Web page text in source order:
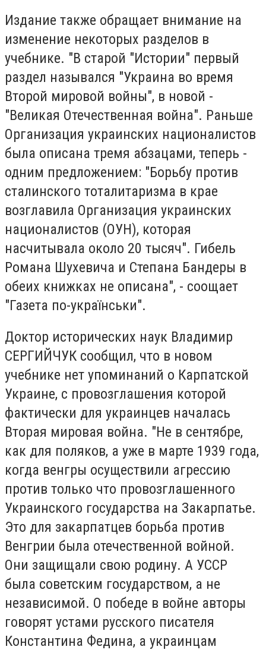
Издание также обращает внимание на
изменение некоторых разделов в
учебнике. "В старой "Истории" первый
раздел назывался "Украина во время
Второй мировой войны", в новой -
"Великая Отечественная война". Раньше
Организация украинских националистов
была описана тремя абзацами, теперь -
одним предложением: "Борьбу против
сталинского тоталитаризма в крае
возглавила Организация украинских
националистов (ОУН), которая
насчитывала около 20 тысяч". Гибель
Романа Шухевича и Степана Бандеры в
обеих книжках не описана", - соощает
"Газета по-українськи".
Доктор исторических наук Владимир
СЕРГИЙЧУК сообщил, что в новом
учебнике нет упоминаний о Карпатской
Украине, с провозглашения которой
фактически для украинцев началась
Вторая мировая война. "Не в сентябре,
как для поляков, а уже в марте 1939 года,
когда венгры осуществили агрессию
против только что провозглашенного
Украинского государства на Закарпатье.
Это для закарпатцев борьба против
Венгрии была отечественной войной.
Они защищали свою родину. А УССР
была советским государством, а не
независимой. О победе в войне авторы
говорят устами русского писателя
Константина Федина, а украинцам